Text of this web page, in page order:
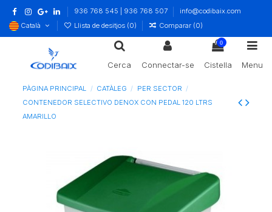
936 768 545 | 936 768 507
info@codibaix.com
Català
Llista de desitjos (0) Comparar (0)
Cerca Connectar-se
0
Cistella Menu
PÀGINA PRINCIPAL CATÀLEG
PER SECTOR
CONTENEDOR SELECTIVO DENOX CON PEDAL 120 LTRS
AMARILLO